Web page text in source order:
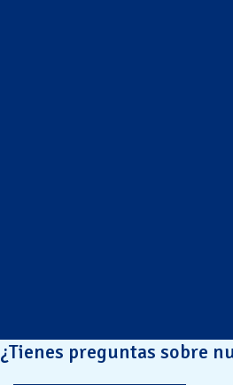
¿Tienes preguntas sobre